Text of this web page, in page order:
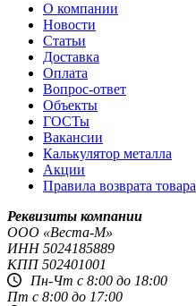
О компании
Новости
Статьи
Доставка
Оплата
Вопрос-ответ
Объекты
ГОСТы
Вакансии
Калькулятор металла
Акции
Правила возврата товара
Реквизиты компании
OOO «Веста-М»
ИНН5024185889
КПП502401001
Пн-Чт с 8:00 до 18:00
Пт с 8:00 до 17:00